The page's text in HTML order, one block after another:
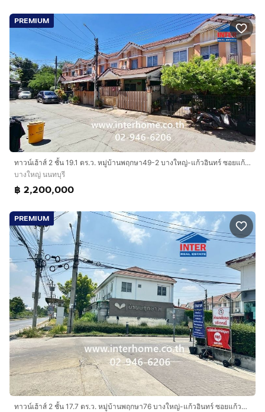
PREMIUM
ทาวน์เฮ้าส์ 2 ชั้น 19.1 ตร.ว. หมู่บ้านพฤกษา49-2 บางใหญ่-แก้วอินทร์ ซอยแก้วอินทร์ ถนนกาญจนาภิเษก ถนนแก้วอินทร์ บางใหญ่ นนทบุรี
บางใหญ่ นนทบุรี
฿ 2,200,000
PREMIUM
ทาวน์เฮ้าส์ 2 ชั้น 17.7 ตร.ว. หมู่บ้านพฤกษา76 บางใหญ่-แก้วอินทร์ ซอยแก้วอินทร์ ถนนกาญจนาภิเษก ถนนซอยแก้วอินทร์ บางใหญ่ นนทบุรี